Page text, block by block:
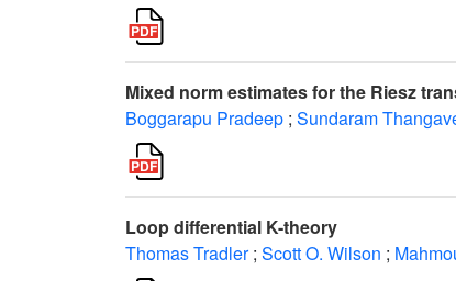
Mixed norm estimates for the Riesz
Boggarapu Pradeep ; Sundaram
Loop differential K-theory
Thomas Tradler ; Scott O. Wilson ;